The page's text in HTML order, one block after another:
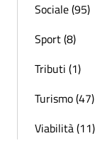
Sociale (95)
Sport (8)
Tributi (1)
Turismo (47)
Viabilità (11)